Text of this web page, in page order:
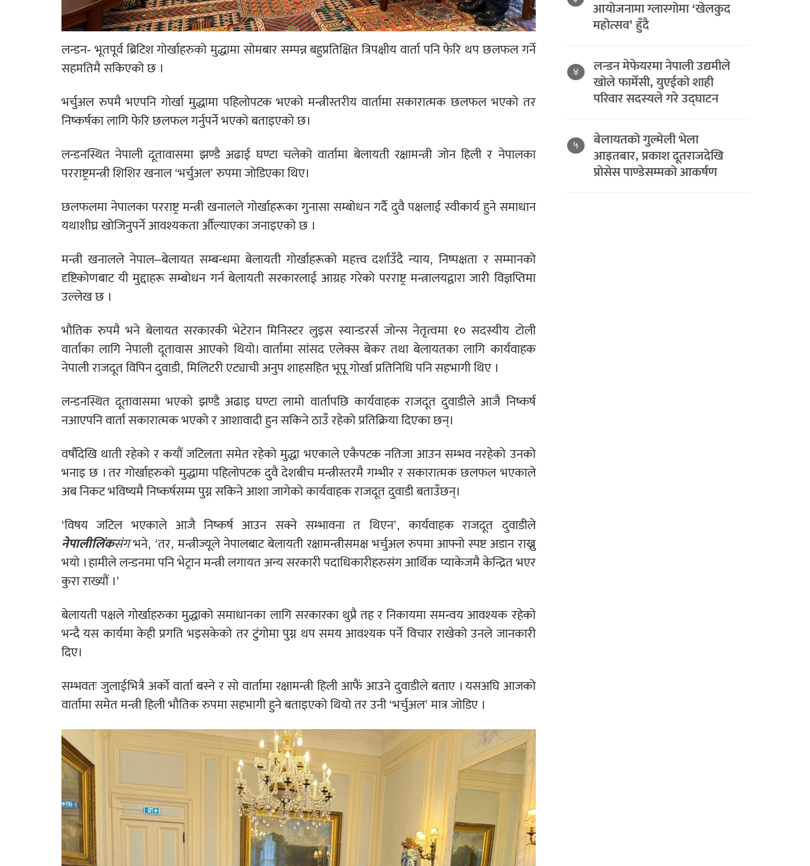
लन्डन- भूतपूर्व ब्रिटिश गोर्खाहरुको मुद्धामा सोमबार सम्पन्न बहुप्रतिक्षित त्रिपक्षीय वार्ता पनि फेरि थप छलफल गर्ने
सहमतिमै सकिएको छ ।
भर्चुअल रुपमै भएपनि गोर्खा मुद्धामा पहिलोपटक भएको मन्त्रीस्तरीय वार्तामा सकारात्मक छलफल भएको तर
निष्कर्षका लागि फेरि छलफल गर्नुपर्ने भएको बताइएको छ।
लन्डनस्थित नेपाली दूतावासमा झण्डै अढाई घण्टा चलेको वार्तामा बेलायती रक्षामन्त्री जोन हिली र नेपालका
परराष्ट्रमन्त्री शिशिर खनाल ‘भर्चुअल’ रुपमा जोडिएका थिए।
छलफलमा नेपालका परराष्ट्र मन्त्री खनालले गोर्खाहरूका गुनासा सम्बोधन गर्दै दुवै पक्षलाई स्वीकार्य हुने समाधान
यथाशीघ्र खोजिनुपर्ने आवश्यकता औँल्याएका जनाइएको छ ।
मन्त्री खनालले नेपाल–बेलायत सम्बन्धमा बेलायती गोर्खाहरूको महत्त्व दर्शाउँदै न्याय, निष्पक्षता र सम्मानको
दृष्टिकोणबाट यी मुद्दाहरू सम्बोधन गर्न बेलायती सरकारलाई आग्रह गरेको परराष्ट्र मन्त्रालयद्वारा जारी विज्ञप्तिमा
उल्लेख छ ।
भौतिक रुपमै भने बेलायत सरकारकी भेटेरान मिनिस्टर लुइस स्यान्डरर्स जोन्स नेतृत्वमा १० सदस्यीय टोली
वार्ताका लागि नेपाली दूतावास आएको थियो। वार्तामा सांसद एलेक्स बेकर तथा बेलायतका लागि कार्यवाहक
नेपाली राजदूत विपिन दुवाडी, मिलिटरी एट्याची अनुप शाहसहित भूपू गोर्खा प्रतिनिधि पनि सहभागी थिए ।
लन्डनस्थित दूतावासमा भएको झण्डै अढाइ घण्टा लामो वार्तापछि कार्यवाहक राजदूत दुवाडीले आजै निष्कर्ष
नआएपनि वार्ता सकारात्मक भएको र आशावादी हुन सकिने ठाउँ रहेको प्रतिक्रिया दिएका छन्।
वर्षौंदेखि थाती रहेको र कयौं जटिलता समेत रहेको मुद्धा भएकाले एकैपटक नतिजा आउन सम्भव नरहेको उनको
भनाइ छ । तर गोर्खाहरुको मुद्धामा पहिलोपटक दुवै देशबीच मन्त्रीस्तरमै गम्भीर र सकारात्मक छलफल भएकाले
अब निकट भविष्यमै निष्कर्षसम्म पुग्न सकिने आशा जागेको कार्यवाहक राजदूत दुवाडी बताउँछन्।
‘विषय जटिल भएकाले आजै निष्कर्ष आउन सक्ने सम्भावना त थिएन’, कार्यवाहक राजदूत दुवाडीले
नेपालीलिंकसंगभने, ‘तर, मन्त्रीज्यूले नेपालबाट बेलायती रक्षामन्त्रीसमक्ष भर्चुअल रुपमा आफ्नो स्पष्ट अडान राख्नु
भयो । हामीले लन्डनमा पनि भेट्रान मन्त्री लगायत अन्य सरकारी पदाधिकारीहरुसंग आर्थिक प्याकेजमै केन्द्रित भएर
कुरा राख्यौं ।’
बेलायती पक्षले गोर्खाहरुका मुद्धाको समाधानका लागि सरकारका थुप्रै तह र निकायमा समन्वय आवश्यक रहेको
भन्दै यस कार्यमा केही प्रगति भइसकेको तर टुंगोमा पुग्न थप समय आवश्यक पर्ने विचार राखेको उनले जानकारी
दिए।
सम्भवतः जुलाईभित्रै अर्को वार्ता बस्ने र सो वार्तामा रक्षामन्त्री हिली आफैं आउने दुवाडीले बताए । यसअघि आजको
वार्तामा समेत मन्त्री हिली भौतिक रुपमा सहभागी हुने बताइएको थियो तर उनी ‘भर्चुअल’ मात्र जोडिए ।
आयोजनामा ग्लास्गोमा ‘खेलकुद
महोत्सव’ हुँदै
४ लन्डन मेफेयरमा नेपाली उद्यमीले
खोले फार्मेसी, युएईको शाही
परिवार सदस्यले गरे उद्घाटन
५ बेलायतको गुल्मेली भेला
आइतबार, प्रकाश दूतराजदेखि
प्रोसेस पाण्डेसम्मको आकर्षण